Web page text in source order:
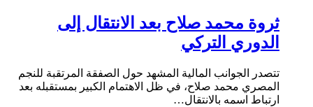
ثروة محمد صلاح بعد الانتقال إلى
الدوري التركي
تتصدر الجوانب المالية المشهد حول الصفقة المرتقبة للنجم
المصري محمد صلاح، في ظل الاهتمام الكبير بمستقبله بعد
ارتباط اسمه بالانتقال…